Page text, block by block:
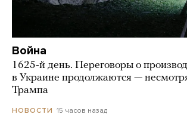
Война
1625-й день. Переговоры о
в Украине продолжаются —
Трампа
НОВОСТИ 15 часов назад